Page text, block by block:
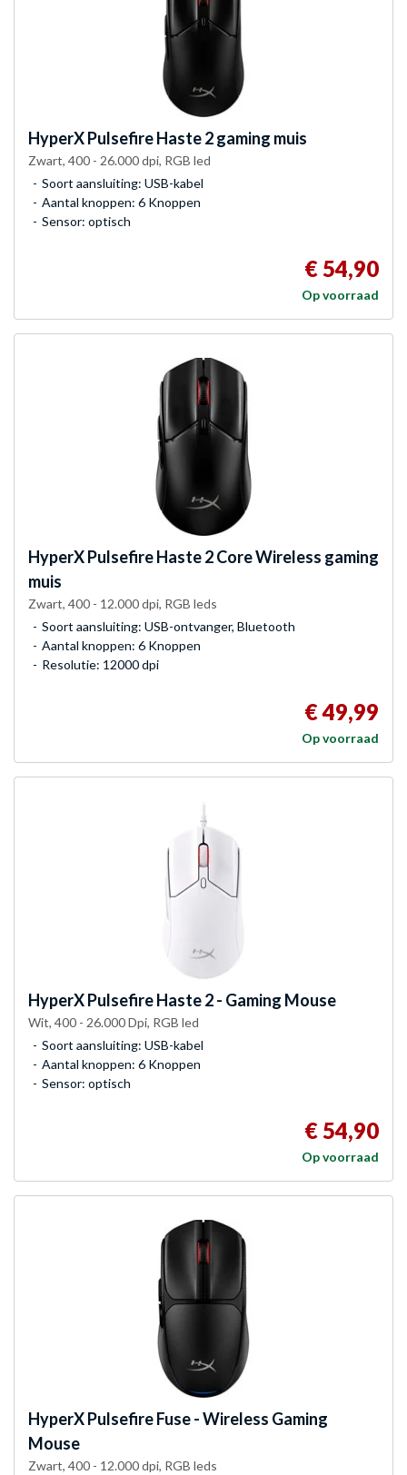
HyperXPulsefire Haste 2 gaming muis
Zwart, 400 - 26.000 dpi, RGB led
Soort aansluiting: USB-kabel
Aantal knoppen: 6 Knoppen
Sensor: optisch
€ 54,90
Op voorraad
HyperXPulsefire Haste 2 Core Wireless gaming
muis
Zwart, 400 - 12.000 dpi, RGB leds
Soort aansluiting: USB-ontvanger, Bluetooth
Aantal knoppen: 6 Knoppen
Resolutie: 12000 dpi
€ 49,99
Op voorraad
HyperXPulsefire Haste 2 - Gaming Mouse
Wit, 400 - 26.000 Dpi, RGB led
Soort aansluiting: USB-kabel
Aantal knoppen: 6 Knoppen
Sensor: optisch
€ 54,90
Op voorraad
HyperXPulsefire Fuse - Wireless Gaming
Mouse
Zwart, 400 - 12.000 dpi, RGB leds